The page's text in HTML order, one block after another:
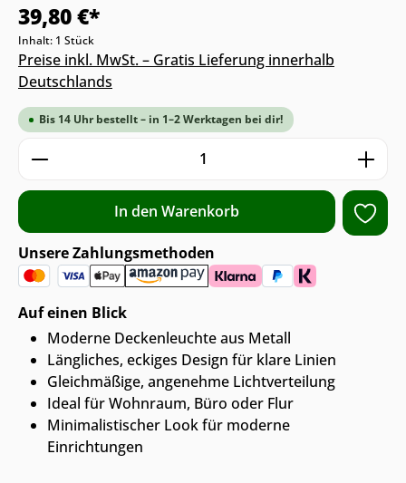
39,80 €*
Inhalt: 1 Stück
Preise inkl. MwSt. – Gratis Lieferung innerhalb
Deutschlands
Bis 14 Uhr bestellt – in 1–2 Werktagen bei dir!
Produkt Anzahl: Gib den
In den Warenkorb
Unsere Zahlungsmethoden
Auf einen Blick
Moderne Deckenleuchte aus Metall
Längliches, eckiges Design für klare Linien
Gleichmäßige, angenehme Lichtverteilung
Ideal für Wohnraum, Büro oder Flur
Minimalistischer Look für moderne
Einrichtungen